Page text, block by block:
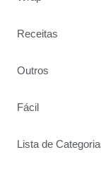
Receitas
Outros
Fácil
Lista de